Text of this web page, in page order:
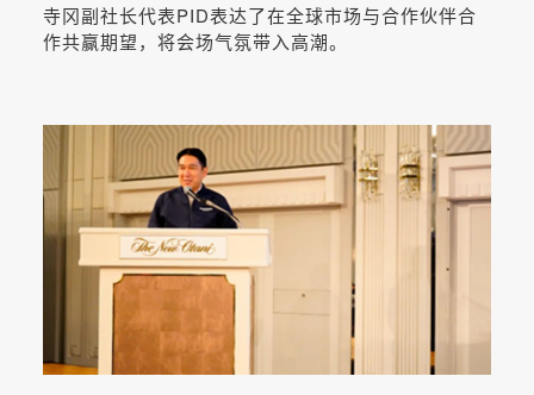
寺冈副社长代表PID表达了在全球市场与合作伙伴合
作共赢期望，将会场气氛带入高潮。